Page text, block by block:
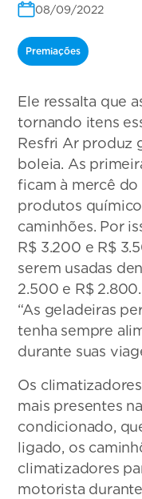
08/09/2022
Premiações
Ele ressalta que
tornando itens
Resfri Ar produz
boleia. As
ficam à mercê
produtos
caminhões. Por
R$ 3.200 e R$
serem usadas
2.500 e R$
“As geladeiras
tenha sempre
durante suas
Os
mais presentes
condicionado,
ligado, os
climatizadores
motorista